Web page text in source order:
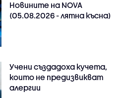
Новините на NOVA
(05.08.2026 - лятна късна)
Учени създадоха кучета,
които не предизвикват
алергии